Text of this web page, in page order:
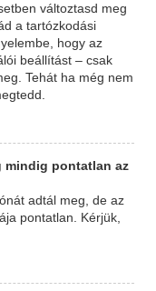
változtasd meg
a tartózkodási
hogy az
beállítást – csak
Tehát ha még nem
mindig pontatlan az
adtál meg, de az
pontatlan. Kérjük,